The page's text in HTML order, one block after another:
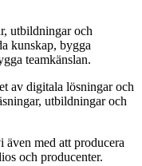
utbildningar och
kunskap, bygga
teamkänslan.
av digitala lösningar och
utbildningar och
med att producera
och producenter.